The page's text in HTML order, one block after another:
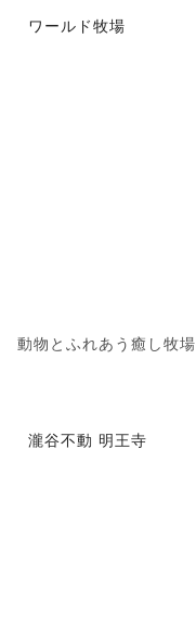
ワールド牧場
動物とふれあう癒し牧場
瀧谷不動 明王寺